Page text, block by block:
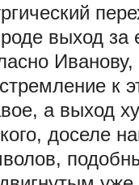
выход
к
а выход
доселе